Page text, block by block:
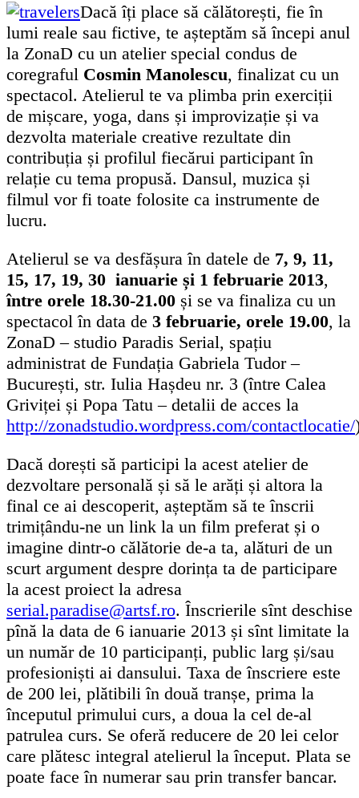
Dacă îți place să călătorești, fie în
lumi reale sau fictive, te așteptăm să începi anul
la ZonaD cu un atelier special condus de
coregraful Cosmin Manolescu, finalizat cu un
spectacol. Atelierul te va plimba prin exerciții
de mișcare, yoga, dans și improvizație și va
dezvolta materiale creative rezultate din
contribuția și profilul fiecărui participant în
relație cu tema propusă. Dansul, muzica și
filmul vor fi toate folosite ca instrumente de
lucru.
Atelierul se va desfășura în datele de 7, 9, 11,
15, 17, 19, 30 ianuarie și 1 februarie 2013,
între orele 18.30-21.00 și se va finaliza cu un
spectacol în data de 3 februarie, orele 19.00, la
ZonaD – studio Paradis Serial, spațiu
administrat de Fundația Gabriela Tudor –
București, str. Iulia Hașdeu nr. 3 (între Calea
Griviței și Popa Tatu – detalii de acces la
http://zonadstudio.wordpress.com/contactlocatie/
Dacă dorești să participi la acest atelier de
dezvoltare personală și să le arăți și altora la
final ce ai descoperit, așteptăm să te înscrii
trimițându-ne un link la un film preferat și o
imagine dintr-o călătorie de-a ta, alături de un
scurt argument despre dorința ta de participare
la acest proiect la adresa
serial.paradise@artsf.ro. Înscrierile sînt deschise
pînă la data de 6 ianuarie 2013 și sînt limitate la
un număr de 10 participanți, public larg și/sau
profesioniști ai dansului. Taxa de înscriere este
de 200 lei, plătibili în două tranșe, prima la
începutul primului curs, a doua la cel de-al
patrulea curs. Se oferă reducere de 20 lei celor
care plătesc integral atelierul la început. Plata se
poate face în numerar sau prin transfer bancar.